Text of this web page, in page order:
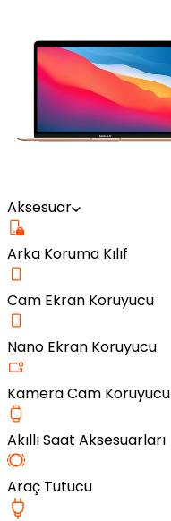
Aksesuar
Arka Koruma Kılıf
Cam Ekran Koruyucu
Nano Ekran Koruyucu
Kamera Cam Koruyucu
Akıllı Saat Aksesuarları
Araç Tutucu